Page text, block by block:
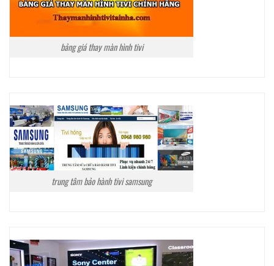
bảng giá thay màn hình tivi
trung tâm bảo hành tivi samsung